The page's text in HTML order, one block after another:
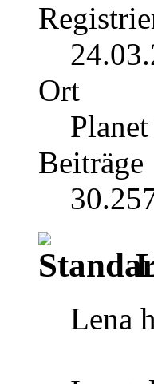
Ort
Beiträge
Lena